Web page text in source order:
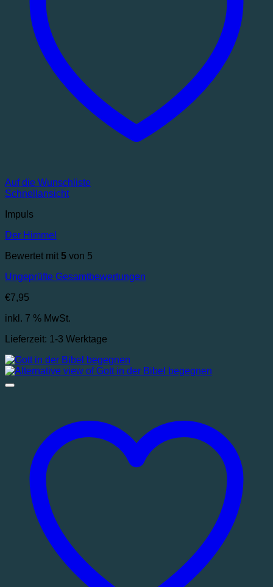
Auf die Wunschliste
Schnellansicht
Impuls
Der Himmel
Bewertet mit 5 von 5
Ungeprüfte Gesamtbewertungen
€7,95
inkl. 7 % MwSt.
Lieferzeit: 1-3 Werktage